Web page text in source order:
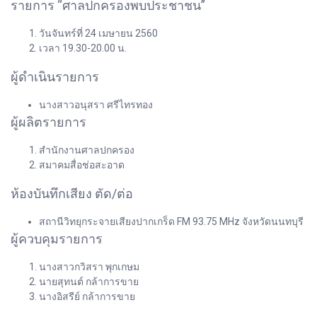
รายการ “ศาลปกครองพบประชาชน”
วันจันทร์ที่ 24 เมษายน 2560
เวลา 19.30-20.00 น.
ผู้ดำเนินรายการ
นางสาวอนุสรา ศรีไทรทอง
ผู้ผลิตรายการ
สำนักงานศาลปกครอง
สมาคมสื่อช่อสะอาด
ห้องบันทึกเสียง ตัด/ต่อ
สถานีวิทยุกระจายเสียงปากเกร็ด FM 93.75 MHz จังหวัดนนทบุรี
ผู้ควบคุมรายการ
นางสาวกวิสรา พุกเกษม
นายสุทนต์ กล้าการขาย
นางอิสรีย์ กล้าการขาย